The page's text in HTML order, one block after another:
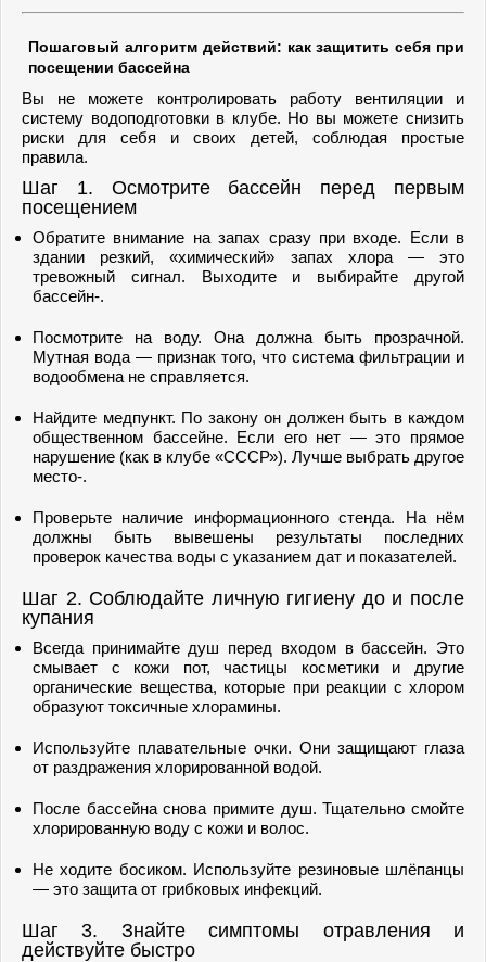
Пошаговый алгоритм действий: как защитить себя при
посещении бассейна
Вы не можете контролировать работу вентиляции и
систему водоподготовки в клубе. Но вы можете снизить
риски для себя и своих детей, соблюдая простые
правила.
Шаг 1. Осмотрите бассейн перед первым
посещением
Обратите внимание на запах сразу при входе. Если в
здании резкий, «химический» запах хлора — это
тревожный сигнал. Выходите и выбирайте другой
бассейн-.
Посмотрите на воду. Она должна быть прозрачной.
Мутная вода — признак того, что система фильтрации и
водообмена не справляется.
Найдите медпункт. По закону он должен быть в каждом
общественном бассейне. Если его нет — это прямое
нарушение (как в клубе «СССР»). Лучше выбрать другое
место-.
Проверьте наличие информационного стенда. На нём
должны быть вывешены результаты последних
проверок качества воды с указанием дат и показателей.
Шаг 2. Соблюдайте личную гигиену до и после
купания
Всегда принимайте душ перед входом в бассейн. Это
смывает с кожи пот, частицы косметики и другие
органические вещества, которые при реакции с хлором
образуют токсичные хлорамины.
Используйте плавательные очки. Они защищают глаза
от раздражения хлорированной водой.
После бассейна снова примите душ. Тщательно смойте
хлорированную воду с кожи и волос.
Не ходите босиком. Используйте резиновые шлёпанцы
— это защита от грибковых инфекций.
Шаг 3. Знайте симптомы отравления и
действуйте быстро